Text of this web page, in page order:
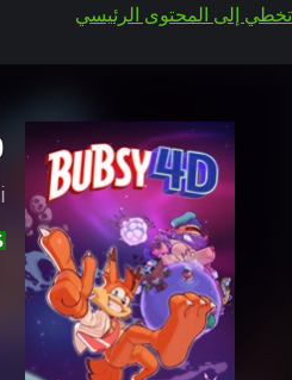
تخطي إلى المحتوى الرئيسي